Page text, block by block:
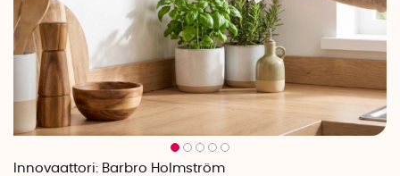
Innovaattori: Barbro Holmström